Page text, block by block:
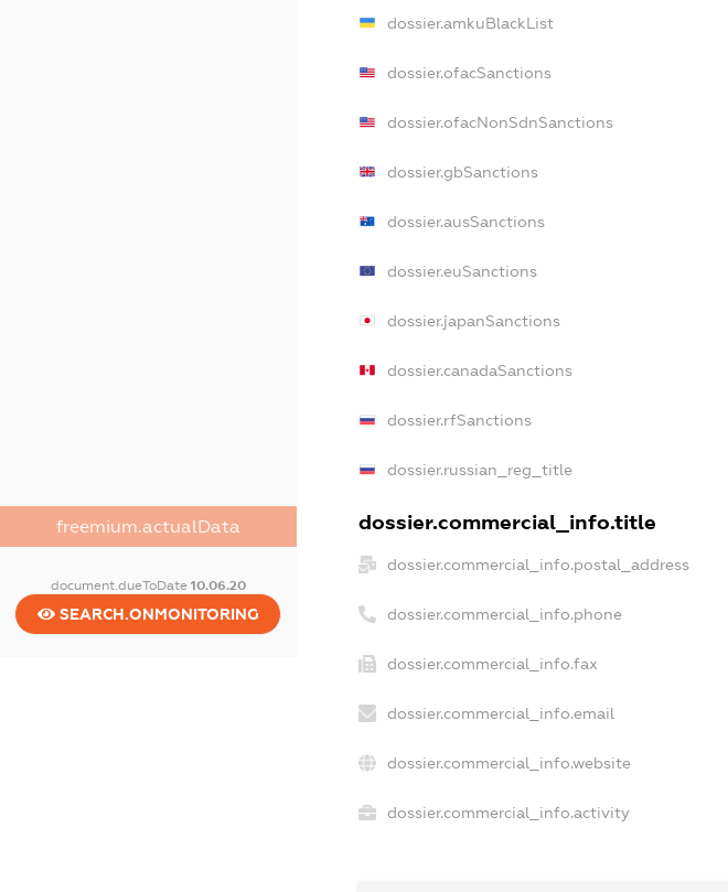
freemium.actualData
document.dueToDate 10.06.20
SEARCH.ONMONITORING
dossier.amkuBlackList
dossier.ofacSanctions
dossier.ofacNonSdnSanctions
dossier.gbSanctions
dossier.ausSanctions
dossier.euSanctions
dossier.japanSanctions
dossier.canadaSanctions
dossier.rfSanctions
dossier.russian_reg_title
dossier.commercial_info.title
dossier.commercial_info.postal_address
dossier.commercial_info.phone
dossier.commercial_info.fax
dossier.commercial_info.email
dossier.commercial_info.website
dossier.commercial_info.activity